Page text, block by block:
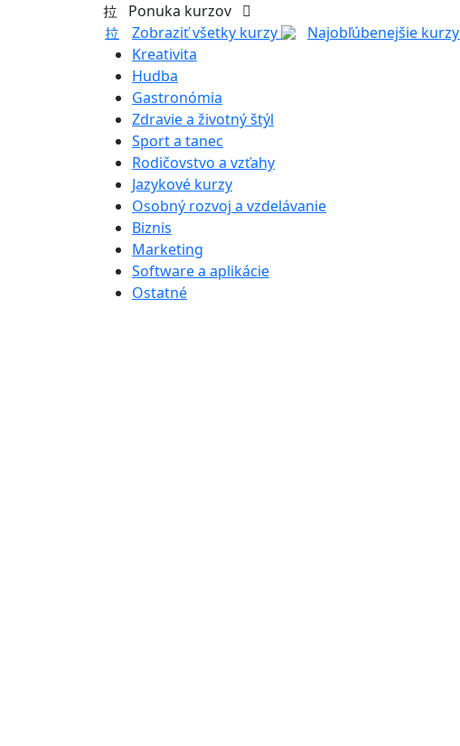
Ponuka kurzov
Zobraziť všetky kurzy
Najobľúbenejšie kurzy
Kreativita
Hudba
Gastronómia
Zdravie a životný štýl
Sport a tanec
Rodičovstvo a vzťahy
Jazykové kurzy
Osobný rozvoj a vzdelávanie
Biznis
Marketing
Software a aplikácie
Ostatné